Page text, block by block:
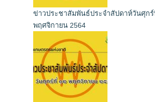
ข่าวประชาสัมพันธ์ประจำสัปดาห์วันศุก
พฤศจิกายน 2564